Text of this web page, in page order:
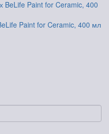
Paint for Ceramic, 400 мл